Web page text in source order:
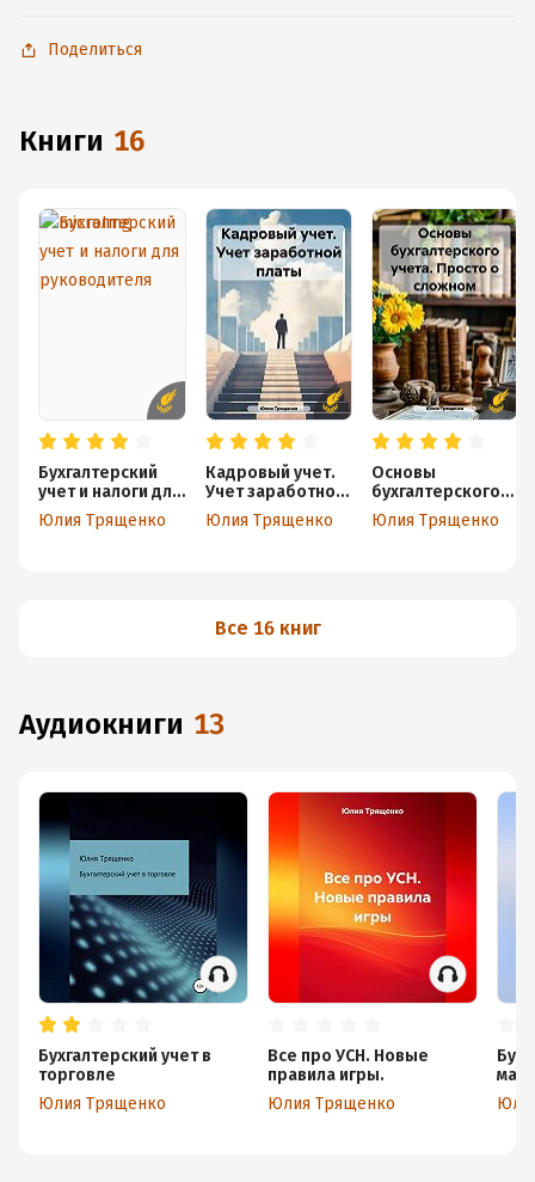
произведениями даже без подключения к интернету.
Поделиться
книги 16
Бухгалтерский
учет и налоги для
руководителя
Юлия Трященко
Кадровый учет.
Учет заработной
платы
Юлия Трященко
Основы
бухгалтерского
учета. Просто о
сложном
Юлия Трященко
Все 16 книг
аудиокниги 13
Бухгалтерский учет в
торговле
Юлия Трященко
Все про УСН. Новые
правила игры.
Юлия Трященко